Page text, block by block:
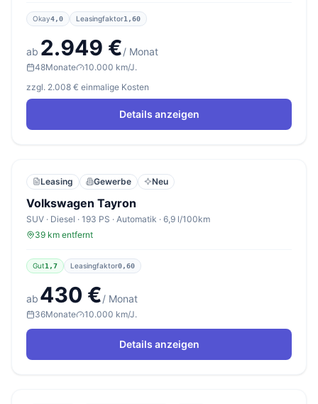
Okay4,0 Leasingfaktor1,60
ab 2.949 €/ Monat
48Monate
10.000 km/J.
zzgl. 2.008 € einmalige Kosten
Details anzeigen
Leasing Gewerbe Neu
Volkswagen Tayron
SUV · Diesel · 193 PS · Automatik · 6,9 l/100km
39 km entfernt
Gut1,7 Leasingfaktor0,60
ab 430 €/ Monat
36Monate 10.000 km/J.
Details anzeigen